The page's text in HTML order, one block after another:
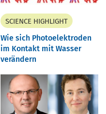
SCIENCE HIGHLIGHT
Wie sich Photoelektroden
im Kontakt mit Wasser
verändern